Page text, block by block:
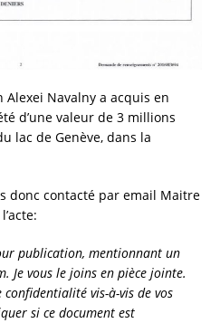
Alexei Navalny a acquis en
d’une valeur de 3 millions
lac de Genève, dans la
donc contacté par email Maitre
publication, mentionnant un
Je vous le joins en pièce jointe.
vis-à-vis de vos
si ce document est